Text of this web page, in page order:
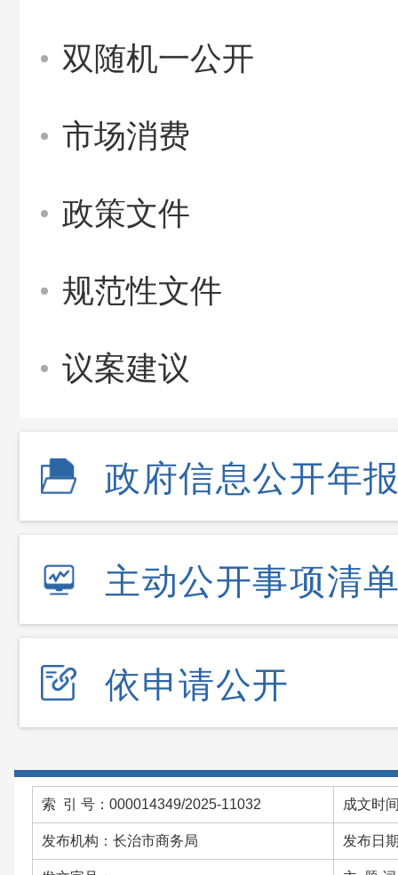
双随机一公开
市场消费
政策文件
规范性文件
议案建议
政府信息公开年
主动公开事项清
依申请公开
索 引 号：000014349/2025-11032 成文时
发布机构：长治市商务局 发布日